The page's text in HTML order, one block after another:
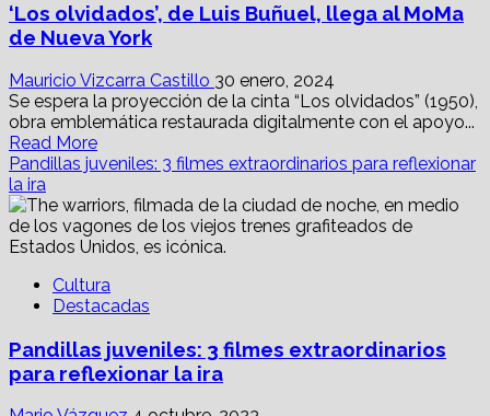
bíblicas
‘Los olvidados’, de Luis Buñuel, llega al MoMa
de Nueva York
Mauricio Vizcarra Castillo 30 enero, 2024
Se espera la proyección de la cinta “Los olvidados” (1950),
obra emblemática restaurada digitalmente con el apoyo...
Read MoreRead
more
‘Los
olvidados’,
de
Buñuel,
llega
MoMa
de
Pandillas juveniles: 3 filmes extraordinarios para reflexionar
la ira
Cultura
Destacadas
Pandillas juveniles: 3 filmes extraordinarios
para reflexionar la ira